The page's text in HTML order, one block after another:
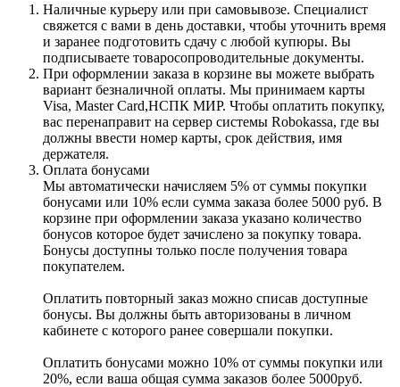
Наличные курьеру или при самовывозе. Специалист
свяжется с вами в день доставки, чтобы уточнить время
и заранее подготовить сдачу с любой купюры. Вы
подписываете товаросопроводительные документы.
При оформлении заказа в корзине вы можете выбрать
вариант безналичной оплаты. Мы принимаем карты
Visa, Master Card,НСПК МИР. Чтобы оплатить покупку,
вас перенаправит на сервер системы Robokassa, где вы
должны ввести номер карты, срок действия, имя
держателя.
Оплата бонусами
Мы автоматически начисляем 5% от суммы покупки
бонусами или 10% если сумма заказа более 5000 руб. В
корзине при оформлении заказа указано количество
бонусов которое будет зачислено за покупку товара.
Бонусы доступны только после получения товара
покупателем.
Оплатить повторный заказ можно списав доступные
бонусы. Вы должны быть авторизованы в личном
кабинете с которого ранее совершали покупки.
Оплатить бонусами можно 10% от суммы покупки или
20%, если ваша общая сумма заказов более 5000руб.